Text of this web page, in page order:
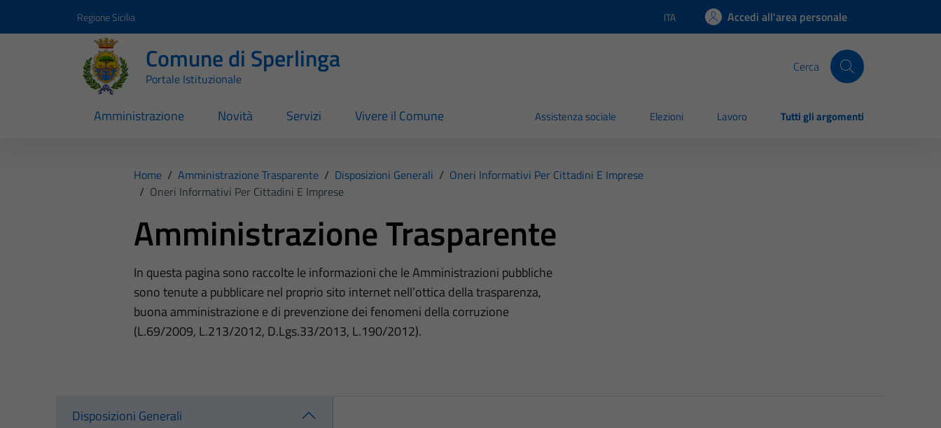
Regione Sicilia Lingua attiva:
ITA Accedi all'area personale
Comune di Sperlinga
Portale Istituzionale
Cerca
Amministrazione Novità Servizi Vivere il Comune Assistenza sociale Elezioni Lavoro Tutti gli argomenti
Home / Amministrazione Trasparente / Disposizioni Generali / Oneri Informativi Per Cittadini E Imprese
/ Oneri Informativi Per Cittadini E Imprese
Amministrazione Trasparente
In questa pagina sono raccolte le informazioni che le Amministrazioni pubbliche
sono tenute a pubblicare nel proprio sito internet nell’ottica della trasparenza,
buona amministrazione e di prevenzione dei fenomeni della corruzione
(L.69/2009, L.213/2012, D.Lgs.33/2013, L.190/2012).
Disposizioni Generali